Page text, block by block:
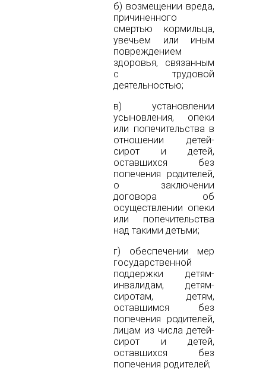
б) возмещении вреда,
причиненного
смертью кормильца,
увечьем или иным
повреждением
здоровья, связанным
с трудовой
деятельностью;
в) установлении
усыновления, опеки
или попечительства в
отношении детей-
сирот и детей,
оставшихся без
попечения родителей,
о заключении
договора об
осуществлении опеки
или попечительства
над такими детьми;
г) обеспечении мер
государственной
поддержки детям-
инвалидам, детям-
сиротам, детям,
оставшимся без
попечения родителей,
лицам из числа детей-
сирот и детей,
оставшихся без
попечения родителей;